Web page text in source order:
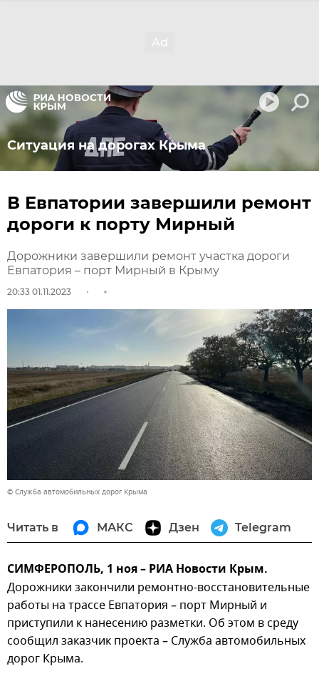
Ситуация на дорогах Крыма
В Евпатории завершили ремонт
дороги к порту Мирный
Дорожники завершили ремонт участка дороги
Евпатория – порт Мирный в Крыму
20:33 01.11.2023
© Служба автомобильных дорог Крыма
Читать в МАКС Дзен Telegram
СИМФЕРОПОЛЬ, 1 ноя – РИА Новости Крым.
Дорожники закончили ремонтно-восстановительные
работы на трассе Евпатория – порт Мирный и
приступили к нанесению разметки. Об этом в среду
сообщил заказчик проекта – Служба автомобильных
дорог Крыма.